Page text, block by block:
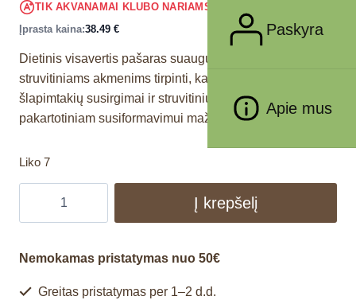
Paskyra
Apie mus
TIK AKVANAMAI KLUBO NARIAMS
Įprasta kaina:38.49 €
Dietinis visavertis pašaras suaugusioms katėms
struvitiniams akmenims tirpinti, kačių apatinių
šlapimtakių susirgimai ir struvitinių akmenų
pakartotiniam susiformavimui mažinti.
Liko 7
Į krepšelį
Nemokamas pristatymas nuo 50€
Greitas pristatymas per 1–2 d.d.